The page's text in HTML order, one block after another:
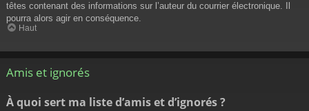
têtes contenant des informations sur l’auteur du courrier électronique. Il
pourra alors agir en conséquence.
Haut
Amis et ignorés
À quoi sert ma liste d’amis et d’ignorés ?